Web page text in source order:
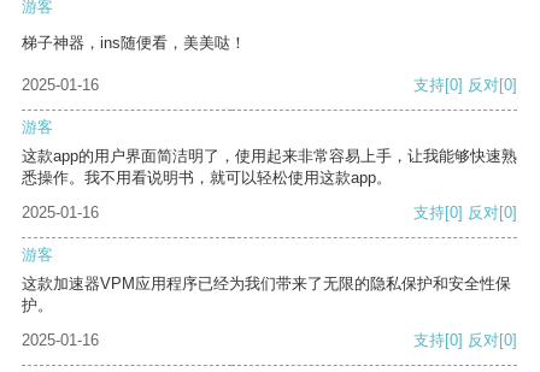
游客
梯子神器，ins随便看，美美哒！
2025-01-16 支持[0] 反对[0]
游客
这款app的用户界面简洁明了，使用起来非常容易上手，让我能够快速熟
悉操作。我不用看说明书，就可以轻松使用这款app。
2025-01-16
支持[0] 反对[0]
游客
这款加速器VPM应用程序已经为我们带来了无限的隐私保护和安全性保
护。
2025-01-16
支持[0] 反对[0]